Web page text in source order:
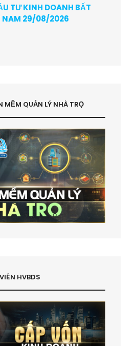
TƯ KINH DOANH BẤT
NAM 29/08/2026
MỀM QUẢN LÝ NHÀ TRỌ
HVBDS